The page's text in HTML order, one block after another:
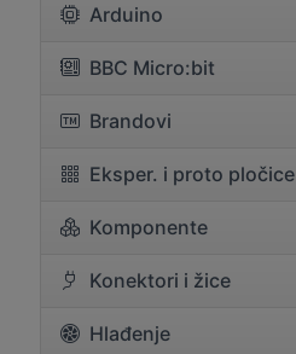
Arduino
BBC Micro:bit
Brandovi
Eksper. i proto pločice
Komponente
Konektori i žice
Hlađenje